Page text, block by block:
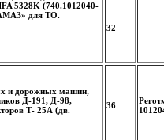
5328K (740.1012040-
для ТО.
32
и дорожных машин,
Д-191, Д-98,
Т- 25А (дв.
36